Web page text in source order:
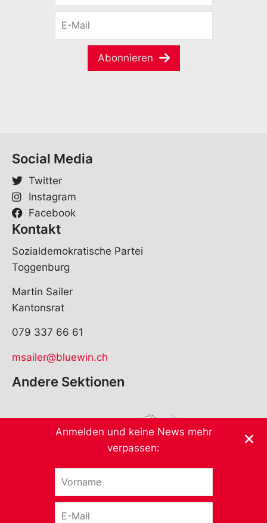
r
m
M
Abonnieren
Social Media
Twitter
Instagram
Facebook
Kontakt
Sozialdemokratische Partei
Toggenburg
Martin Sailer
Kantonsrat
079 337 66 61
msailer@bluewin.ch
Andere Sektionen
Anmelden und keine News mehr
verpassen:
r